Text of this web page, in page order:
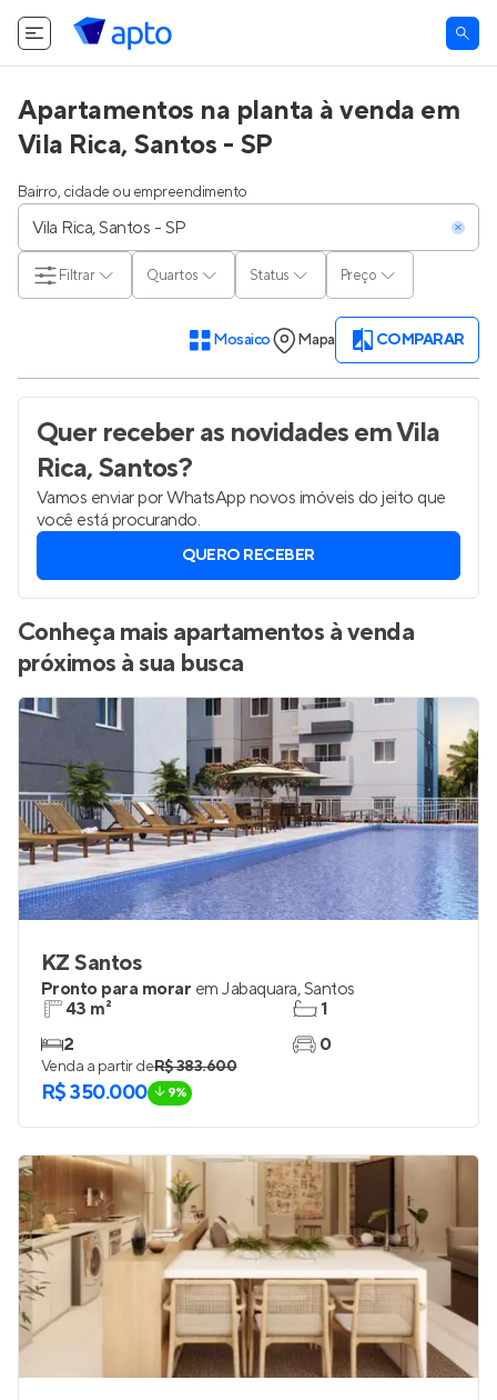
Apartamentos na planta à venda em
Vila Rica, Santos - SP
Bairro, cidade ou empreendimento
Quartos Status Preço
Filtrar
Mosaico Mapa COMPARAR
Quer receber as novidadesem Vila
Rica, Santos?
Vamos enviar por WhatsApp novos imóveis do jeito que
você está procurando.
QUERO RECEBER
Conheça mais apartamentos à venda
próximos à sua busca
KZ Santos
Pronto para morar em Jabaquara,Santos
43 m²
2
1
0
Venda a partir deR$ 383.600
R$ 350.000 9%